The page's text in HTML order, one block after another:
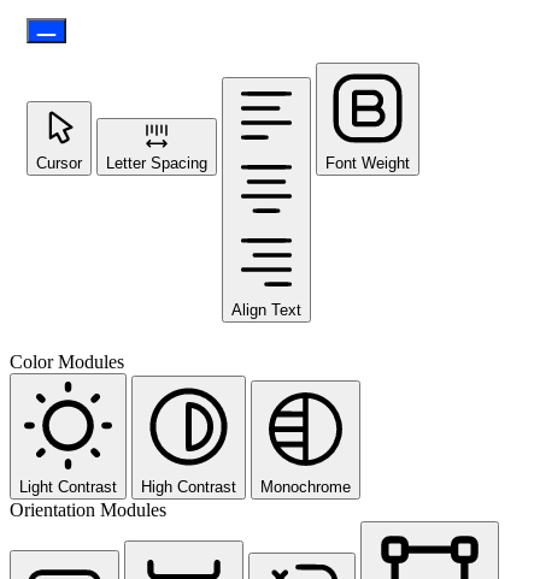
Cursor Letter Spacing
Align Text
Font Weight
Color Modules
Light Contrast High Contrast Monochrome
Orientation Modules